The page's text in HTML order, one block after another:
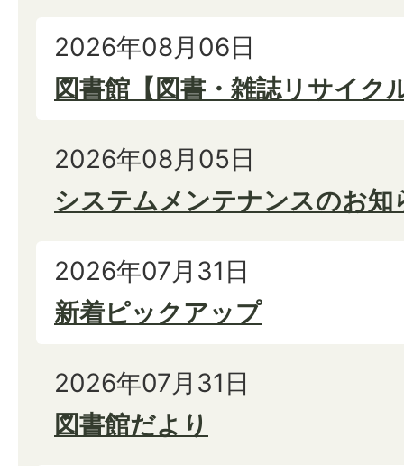
2026年08月06日
図書館【図書・雑誌リサイク
2026年08月05日
システムメンテナンスのお知
2026年07月31日
新着ピックアップ
2026年07月31日
図書館だより